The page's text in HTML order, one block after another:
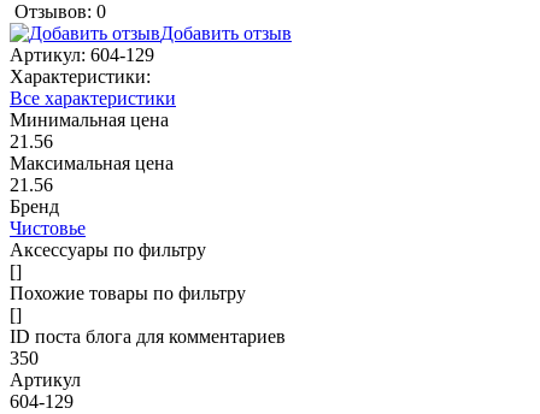
Отзывов: 0
Добавить отзыв
Артикул: 604-129
Характеристики:
Все характеристики
Минимальная цена
21.56
Максимальная цена
21.56
Бренд
Чистовье
Аксессуары по фильтру
[]
Похожие товары по фильтру
[]
ID поста блога для комментариев
350
Артикул
604-129